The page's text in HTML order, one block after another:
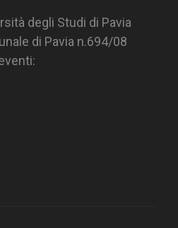
degli Studi di Pavia
di Pavia n.694/08